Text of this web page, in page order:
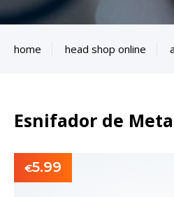
home head shop online
Esnifador de
€5.99